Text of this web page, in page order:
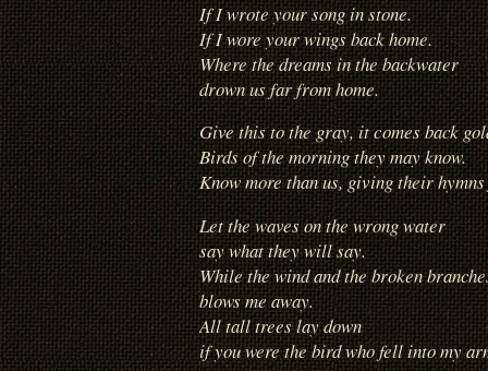
If I wrote your song in stone.
If I wore your wings back home.
Where the dreams in the backwater
drown us far from home.
Give this to the gray, it comes back
Birds of the morning they may know.
Know more than us, giving their
Let the waves on the wrong water
say what they will say.
While the wind and the broken
blows me away.
All tall trees lay down
if you were the bird who fell into my